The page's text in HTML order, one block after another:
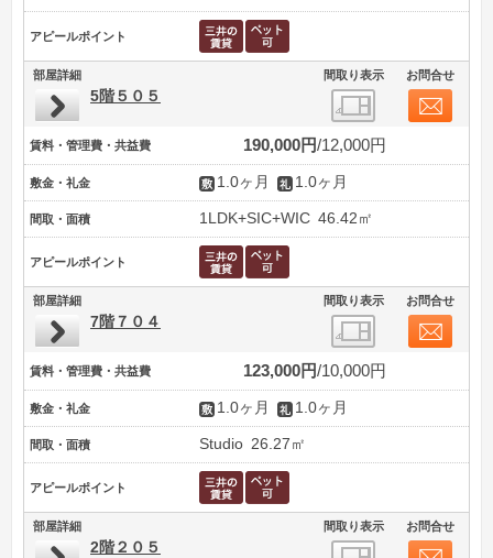
アピールポイント
部屋詳細 間取り表示 お問合せ
5階５０５
賃料・管理費・共益費 190,000円 12,000円
敷金・礼金 1.0ヶ月 1.0ヶ月
間取・面積 1LDK+SIC+WIC 46.42㎡
アピールポイント
部屋詳細 間取り表示 お問合せ
7階７０４
賃料・管理費・共益費 123,000円 10,000円
敷金・礼金 1.0ヶ月 1.0ヶ月
間取・面積 Studio 26.27㎡
アピールポイント
部屋詳細 間取り表示 お問合せ
2階２０５